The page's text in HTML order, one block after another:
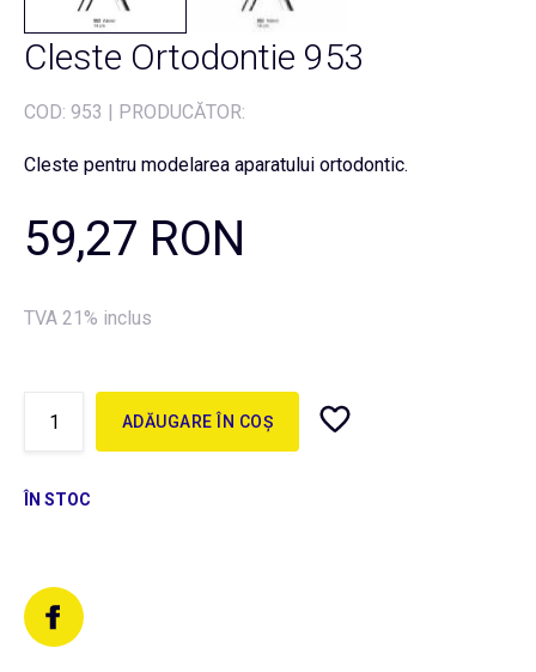
Cleste Ortodontie 953
COD: 953 | PRODUCĂTOR:
Cleste pentru modelarea aparatului ortodontic.
59,27 RON
TVA 21% inclus
ADĂUGARE ÎN COȘ
ÎN STOC